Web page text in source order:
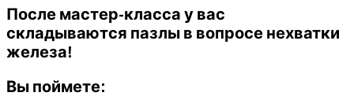
После мастер-класса у вас
складываются пазлы в вопросе нехватки
железа!
Вы поймете: